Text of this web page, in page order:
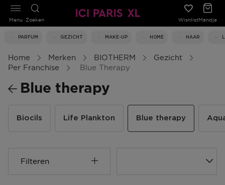
Zoeken WishlistMandje
PARFUM GEZICHT MAKE-UP HOME HAAR
Menu
Home Merken BIOTHERM
Gezicht
Per Franchise
Blue Therapy
Blue therapy
Biocils Life Plankton Blue therapy
Filteren